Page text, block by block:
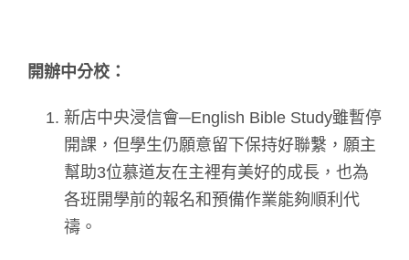
開辦中分校：
新店中央浸信會─English Bible Study雖暫停
開課，但學生仍願意留下保持好聯繫，願主
幫助3位慕道友在主裡有美好的成長，也為
各班開學前的報名和預備作業能夠順利代
禱。